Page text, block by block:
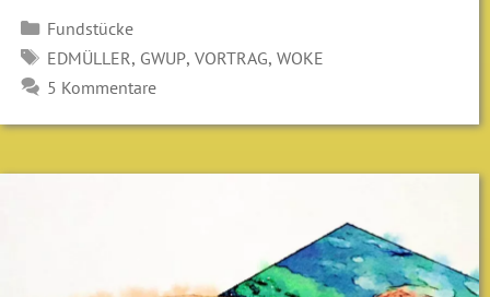
Kategorien
Fundstücke
SCHLAGWÖRTER
EDMÜLLER, GWUP, VORTRAG, WOKE
5 Kommentare